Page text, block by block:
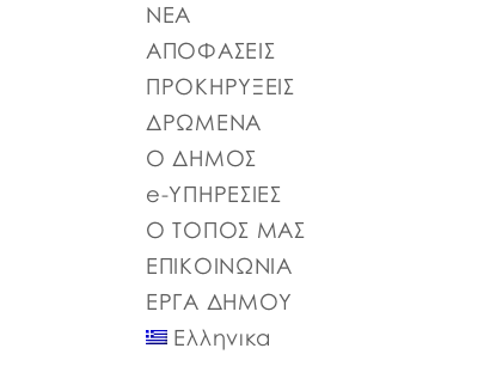
ΝΕΑ
ΑΠΟΦΑΣΕΙΣ
ΠΡΟΚΗΡΥΞΕΙΣ
ΔΡΩΜΕΝΑ
Ο ΔΗΜΟΣ
e-ΥΠΗΡΕΣΙΕΣ
Ο ΤΟΠΟΣ ΜΑΣ
ΕΠΙΚΟΙΝΩΝΙΑ
ΕΡΓΑ ΔΗΜΟΥ
Ελληνικα